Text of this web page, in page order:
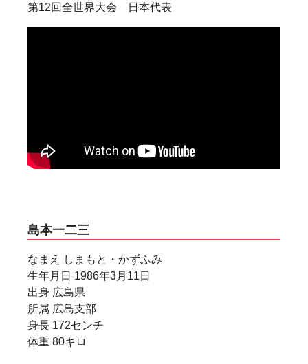
第12回全世界大会 日本代表
島本一二三
なまえ しまもと・かずふみ
生年月日 1986年3月11日
出身 広島県
所属 広島支部
身長 172センチ
体重 80キロ